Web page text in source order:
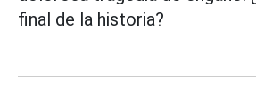
final de la historia?